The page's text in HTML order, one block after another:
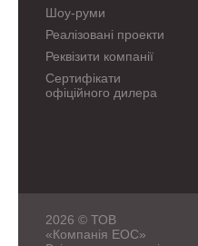
Шоу-руми
Реалізовані проекти
Реквізити компанії
Сертифікати
офіційного дилера
2026 © ТОВ
«Компанія ЕОС»